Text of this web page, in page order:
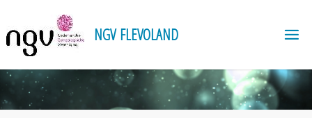
de
inhoud
NGV FLEVOLAND